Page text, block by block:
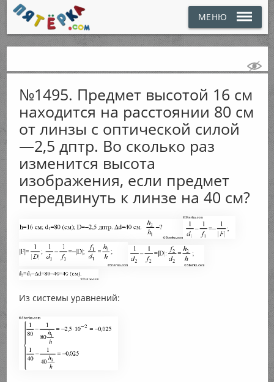
МЕНЮ
№1495. Предмет высотой 16 см
находится на расстоянии 80 см
от линзы с оптической силой
—2,5 дптр. Во сколько раз
изменится высота
изображения, если предмет
передвинуть к линзе на 40 см?
Из системы уравнений: